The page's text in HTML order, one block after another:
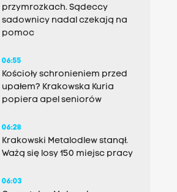
przymrozkach. Sądeccy
sadownicy nadal czekają na
pomoc
06:55
Kościoły schronieniem przed
upałem? Krakowska Kuria
popiera apel seniorów
06:28
Krakowski Metalodlew stanął.
Ważą się losy 150 miejsc pracy
06:03